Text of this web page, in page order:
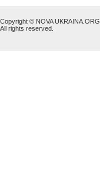
Copyright © NOVA UKRAINA.ORG
All rights reserved.